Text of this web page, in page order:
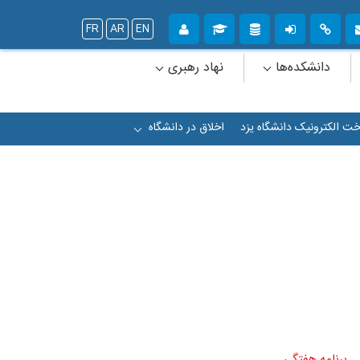
EN
AR
FR
دانشکده‌ها نهاد رهبری
الکترونیک دانشگاه یزد + اخلاق در دانشگاه